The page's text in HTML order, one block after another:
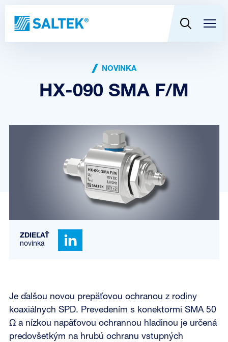
NOVINKA
HX-090 SMA F/M
ZDIEĽAŤ
novinka
Je ďalšou novou prepäťovou ochranou z rodiny
koaxiálnych SPD. Prevedením s konektormi SMA 50
Ω a nízkou napäťovou ochrannou hladinou je určená
predovšetkým na hrubú ochranu vstupných